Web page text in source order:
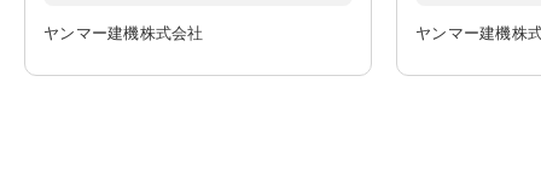
ヤンマー建機株式会社 ヤンマー建機株